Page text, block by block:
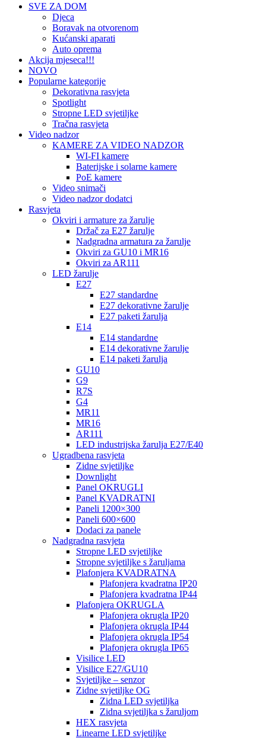
SVE ZA DOM
Djeca
Boravak na otvorenom
Kućanski aparati
Auto oprema
Akcija mjeseca!!!
NOVO
Popularne kategorije
Dekorativna rasvjeta
Spotlight
Stropne LED svjetiljke
Tračna rasvjeta
Video nadzor
KAMERE ZA VIDEO NADZOR
WI-FI kamere
Baterijske i solarne kamere
PoE kamere
Video snimači
Video nadzor dodatci
Rasvjeta
Okviri i armature za žarulje
Držač za E27 žarulje
Nadgradna armatura za žarulje
Okviri za GU10 i MR16
Okviri za AR111
LED žarulje
E27
E27 standardne
E27 dekorativne žarulje
E27 paketi žarulja
E14
E14 standardne
E14 dekorativne žarulje
E14 paketi žarulja
GU10
G9
R7S
G4
MR11
MR16
AR111
LED industrijska žarulja E27/E40
Ugradbena rasvjeta
Zidne svjetiljke
Downlight
Panel OKRUGLI
Panel KVADRATNI
Paneli 1200×300
Paneli 600×600
Dodaci za panele
Nadgradna rasvjeta
Stropne LED svjetiljke
Stropne svjetiljke s žaruljama
Plafonjera KVADRATNA
Plafonjera kvadratna IP20
Plafonjera kvadratna IP44
Plafonjera OKRUGLA
Plafonjera okrugla IP20
Plafonjera okrugla IP44
Plafonjera okrugla IP54
Plafonjera okrugla IP65
Visilice LED
Visilice E27/GU10
Svjetiljke – senzor
Zidne svjetiljke OG
Zidna LED svjetiljka
Zidna svjetiljka s žaruljom
HEX rasvjeta
Linearne LED svjetiljke